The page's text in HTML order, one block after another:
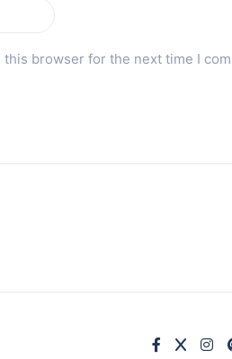
browser for the next time I